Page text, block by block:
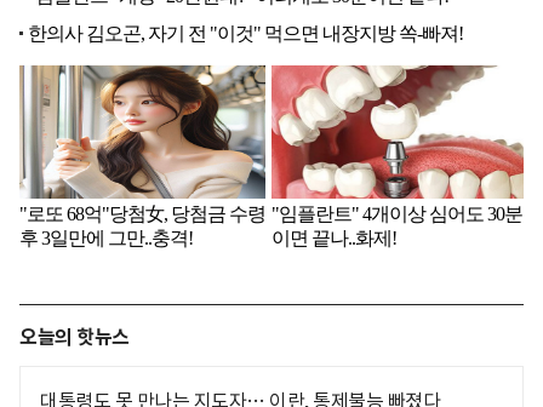
오늘의 핫뉴스
대통령도 못 만나는 지도자… 이란, 통제불능 빠졌다